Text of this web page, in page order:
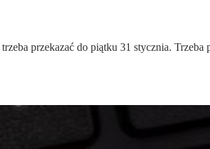
przekazać do piątku 31 stycznia.